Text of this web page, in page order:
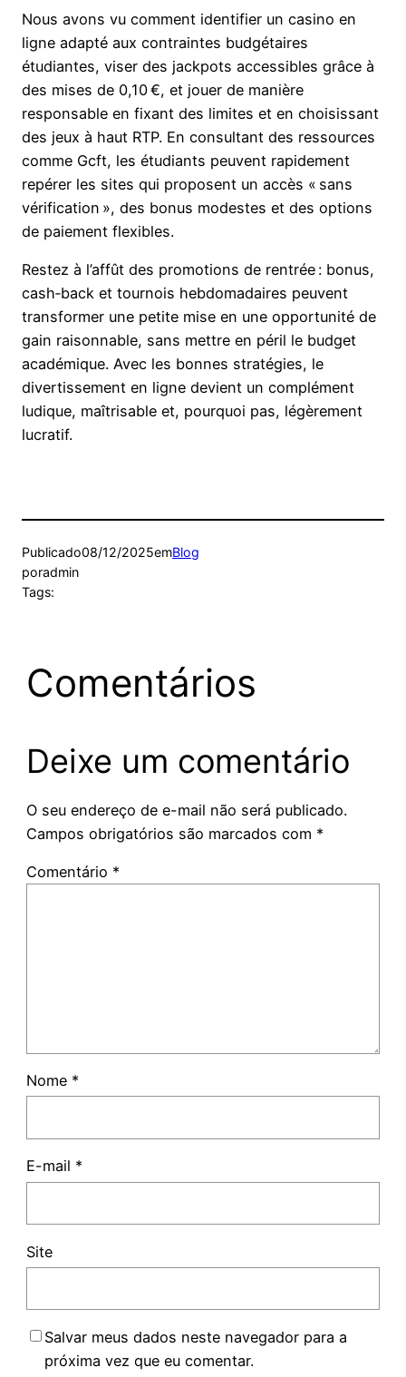
Nous avons vu comment identifier un casino en
ligne adapté aux contraintes budgétaires
étudiantes, viser des jackpots accessibles grâce à
des mises de 0,10 €, et jouer de manière
responsable en fixant des limites et en choisissant
des jeux à haut RTP. En consultant des ressources
comme Gcft, les étudiants peuvent rapidement
repérer les sites qui proposent un accès « sans
vérification », des bonus modestes et des options
de paiement flexibles.
Restez à l’affût des promotions de rentrée : bonus,
cash‑back et tournois hebdomadaires peuvent
transformer une petite mise en une opportunité de
gain raisonnable, sans mettre en péril le budget
académique. Avec les bonnes stratégies, le
divertissement en ligne devient un complément
ludique, maîtrisable et, pourquoi pas, légèrement
lucratif.
Publicado08/12/2025emBlog
poradmin
Tags:
Comentários
Deixe um comentário
O seu endereço de e-mail não será publicado.
Campos obrigatórios são marcados com *
Comentário *
Nome *
E-mail *
Site
Salvar meus dados neste navegador para a
próxima vez que eu comentar.